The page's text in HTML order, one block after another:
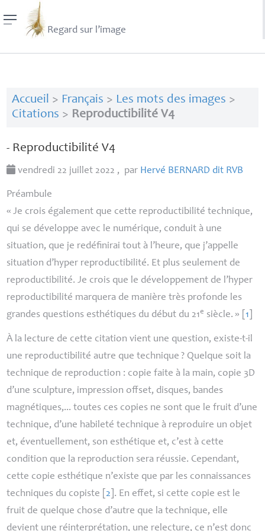
Regard sur l’image
Accueil > Français > Les mots des images >
Citations > Reproductibilité V4
- Reproductibilité V4
vendredi 22 juillet 2022 , par Hervé BERNARD dit RVB
Préambule
« Je crois également que cette reproductibilité technique,
qui se développe avec le numérique, conduit à une
situation, que je redéfinirai tout à l’heure, que j’appelle
situation d’hyper reproductibilité. Et plus seulement de
reproductibilité. Je crois que le développement de l’hyper
reproductibilité marquera de manière très profonde les
grandes questions esthétiques du début du 21e siècle. » [1
À la lecture de cette citation vient une question, existe-t-il
une reproductibilité autre que technique ? Quelque soit la
technique de reproduction : copie faite à la main, copie 3D
d’une sculpture, impression offset, disques, bandes
magnétiques,... toutes ces copies ne sont que le fruit d’une
technique, d’une habileté technique à reproduire un objet
et, éventuellement, son esthétique et, c’est à cette
condition que la reproduction sera réussie. Cependant,
cette copie esthétique n’existe que par les connaissances
techniques du copiste
2 . En effet, si cette copie est le
fruit de quelque chose d’autre que la technique, elle
devient une réinterprétation, une relecture, ce n’est donc